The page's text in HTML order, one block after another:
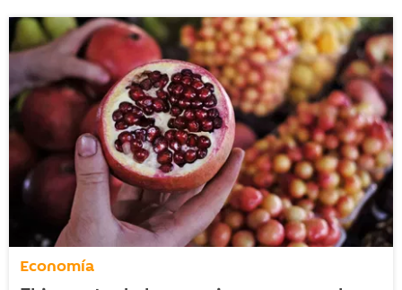
Economía